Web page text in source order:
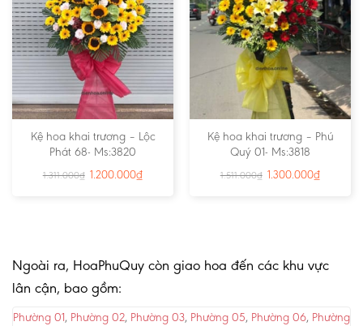
Kệ hoa khai trương – Lộc
Phát 68- Ms:3820
1.311.000₫ 1.200.000₫
Kệ hoa khai trương – Phú
Quý 01- Ms:3818
1.511.000₫ 1.300.000₫
Ngoài ra, HoaPhuQuy còn giao hoa đến các khu vực
lân cận, bao gồm:
Phường 01, Phường 02, Phường 03, Phường 05, Phường 06, Phường